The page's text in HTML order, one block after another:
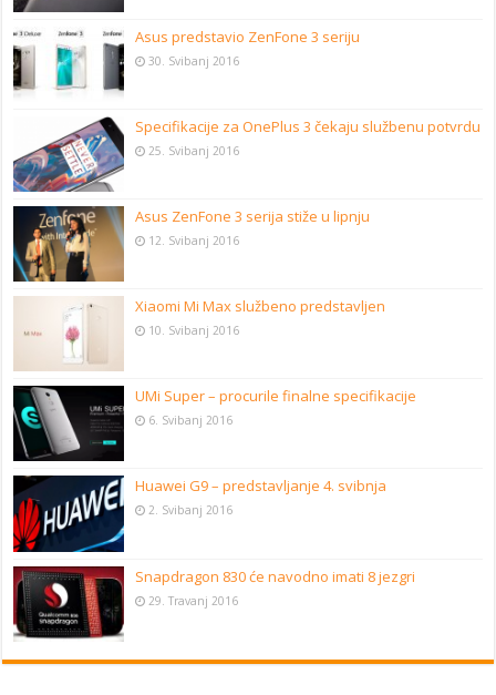
Asus predstavio ZenFone 3 seriju
30. Svibanj 2016
Specifikacije za OnePlus 3 čekaju službenu potvrdu
25. Svibanj 2016
Asus ZenFone 3 serija stiže u lipnju
12. Svibanj 2016
Xiaomi Mi Max službeno predstavljen
10. Svibanj 2016
UMi Super – procurile finalne specifikacije
6. Svibanj 2016
Huawei G9 – predstavljanje 4. svibnja
2. Svibanj 2016
Snapdragon 830 će navodno imati 8 jezgri
29. Travanj 2016